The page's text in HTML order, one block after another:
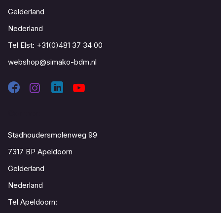
Gelderland
Nederland
Tel Elst: +31(0)481 37 34 00
webshop@simako-bdm.nl
Stadhoudersmolenweg 99
7317 BP Apeldoorn
Gelderland
Nederland
Tel Apeldoorn: